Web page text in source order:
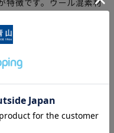
いコーディネートに合わ
っていただけます。